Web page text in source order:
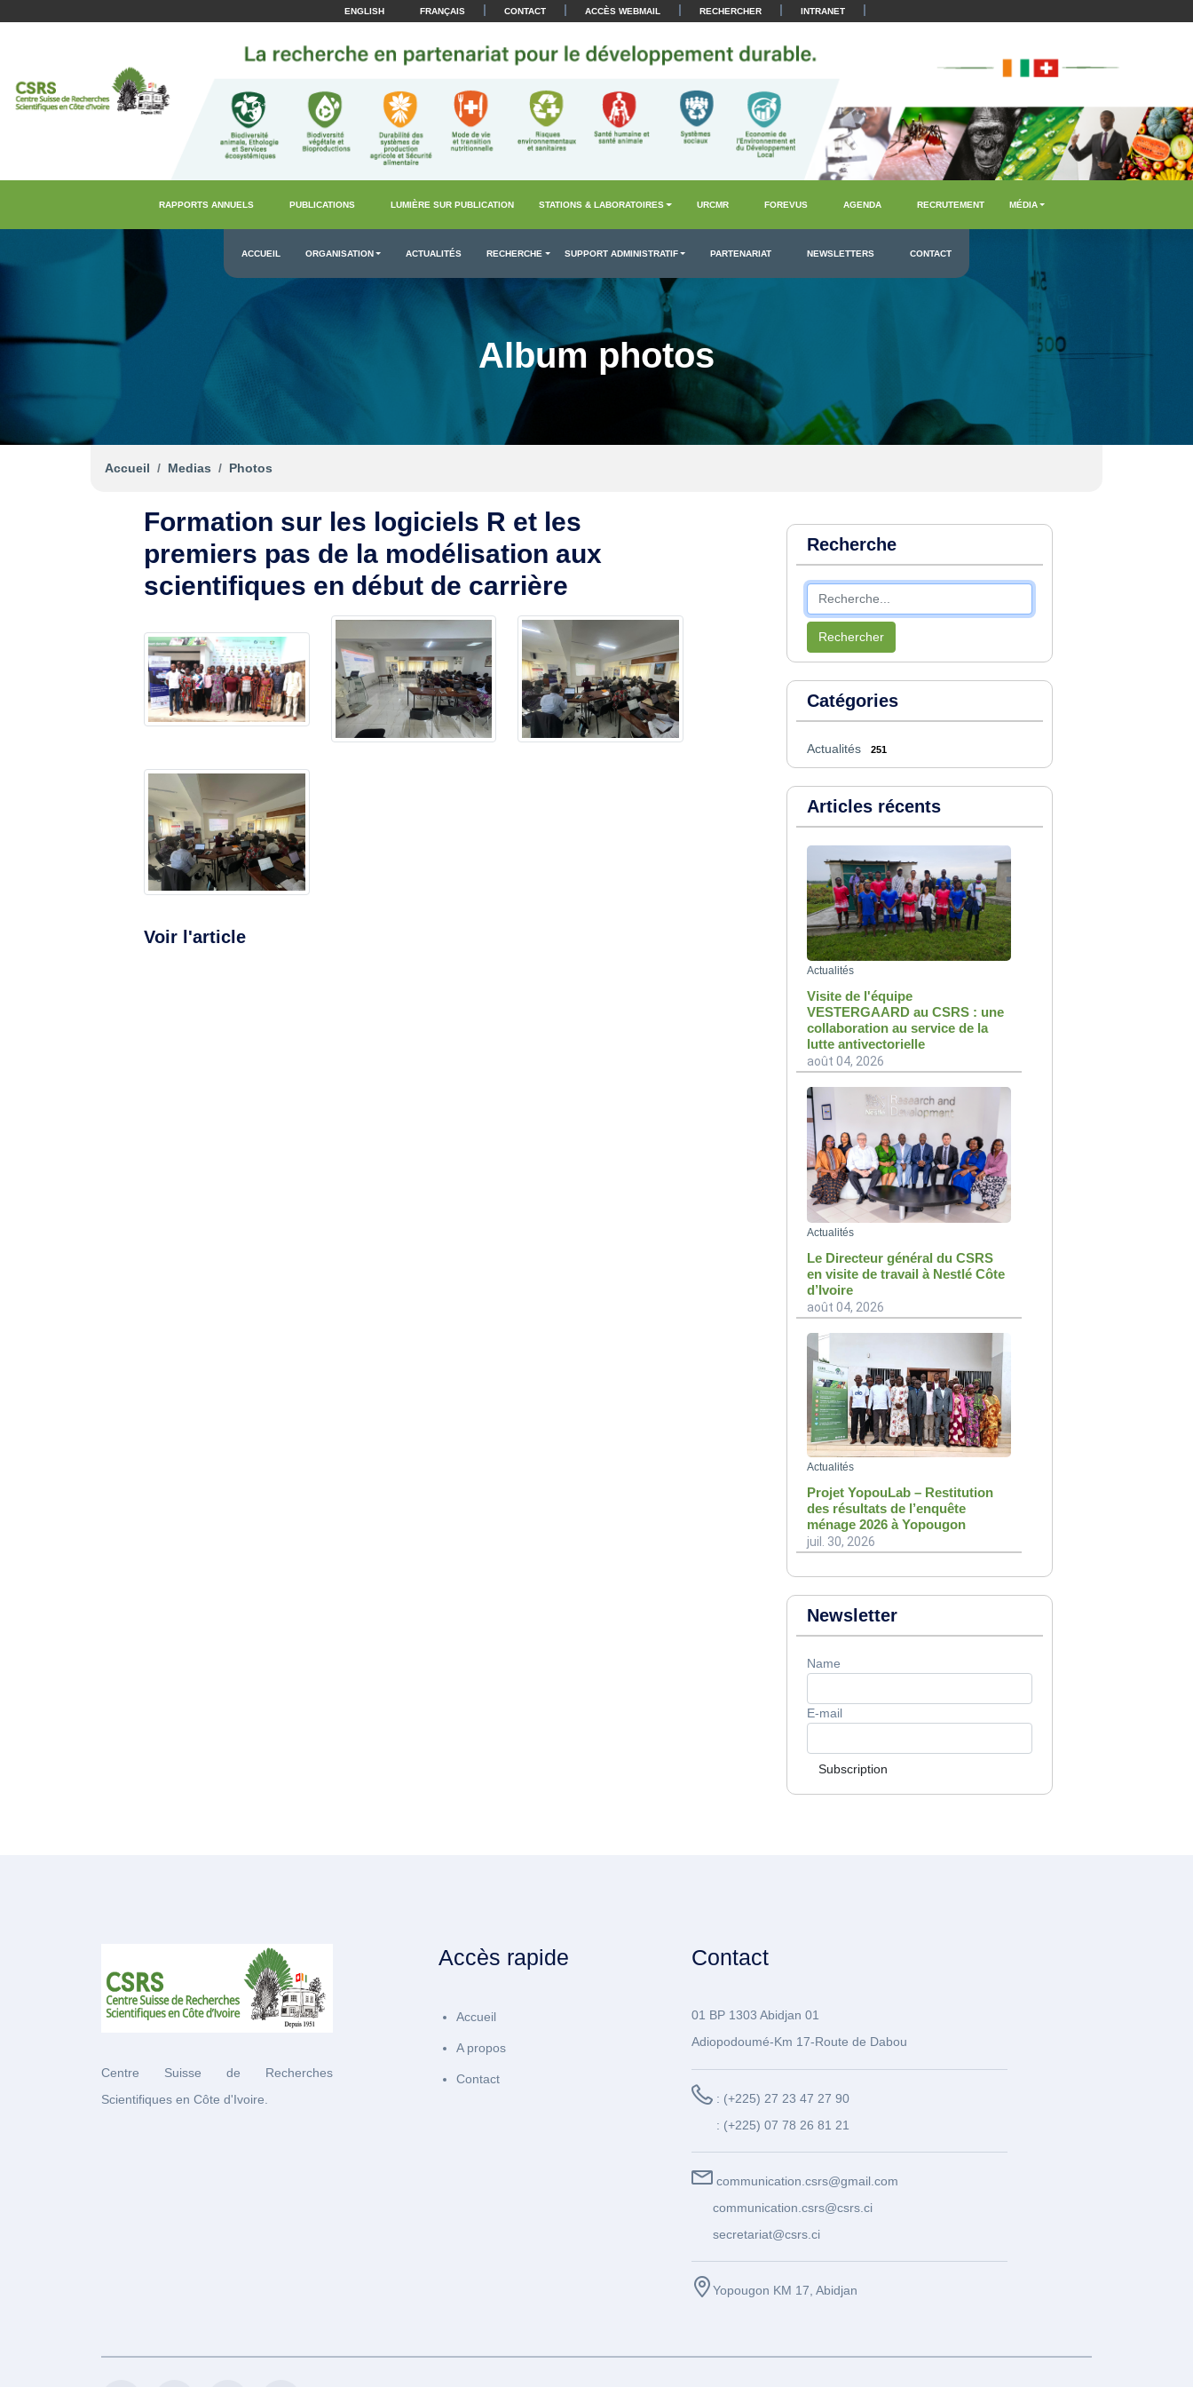
ENGLISH FRANÇAIS | CONTACT | ACCÈS WEBMAIL | RECHERCHER | INTRANET |
RAPPORTS ANNUELS PUBLICATIONS LUMIÈRE SUR PUBLICATION STATIONS & LABORATOIRES URCMR FOREVUS AGENDA RECRUTEMENT MÉDIA
ACCUEIL ORGANISATION ACTUALITÉS RECHERCHE SUPPORT ADMINISTRATIF PARTENARIAT NEWSLETTERS CONTACT
Album photos
Accueil Medias Photos
Formation sur les logiciels R et les
premiers pas de la modélisation aux
scientifiques en début de carrière
Voir l'article
Recherche
Rechercher
Catégories
Actualités 251
Articles récents
Actualités
Visite de l'équipe
VESTERGAARD au CSRS : une
collaboration au service de la
lutte antivectorielle
août 04, 2026
Actualités
Le Directeur général du CSRS
en visite de travail à Nestlé Côte
d’Ivoire
août 04, 2026
Actualités
Projet YopouLab – Restitution
des résultats de l’enquête
ménage 2026 à Yopougon
juil. 30, 2026
Newsletter
Name
E-mail
Subscription
Centre Suisse de Recherches
Scientifiques en Côte d'Ivoire.
Accès rapide
Accueil
A propos
Contact
Contact
01 BP 1303 Abidjan 01
Adiopodoumé-Km 17-Route de Dabou
: (+225) 27 23 47 27 90
: (+225) 07 78 26 81 21
communication.csrs@gmail.com
communication.csrs@csrs.ci
secretariat@csrs.ci
Yopougon KM 17, Abidjan